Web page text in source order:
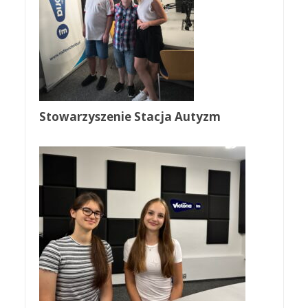
Stowarzyszenie Stacja Autyzm